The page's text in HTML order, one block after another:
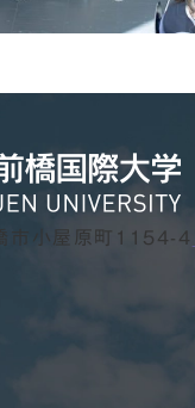
市小屋原町1154-4